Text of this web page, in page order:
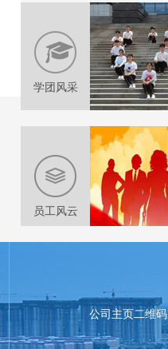
学团风采
员工风云
公司主页二维码